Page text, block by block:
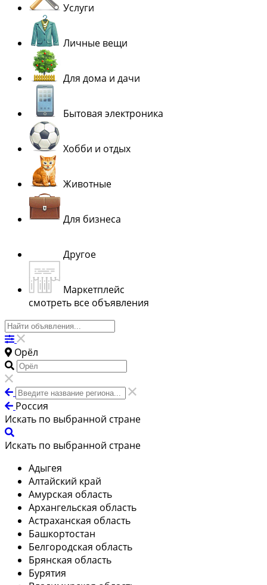
Услуги
Личные вещи
Для дома и дачи
Бытовая электроника
Хобби и отдых
Животные
Для бизнеса
Другое
Маркетплейс
смотреть все объявления
Орёл
Россия
Искать по выбранной стране
Искать по выбранной стране
Адыгея
Алтайский край
Амурская область
Архангельская область
Астраханская область
Башкортостан
Белгородская область
Брянская область
Бурятия